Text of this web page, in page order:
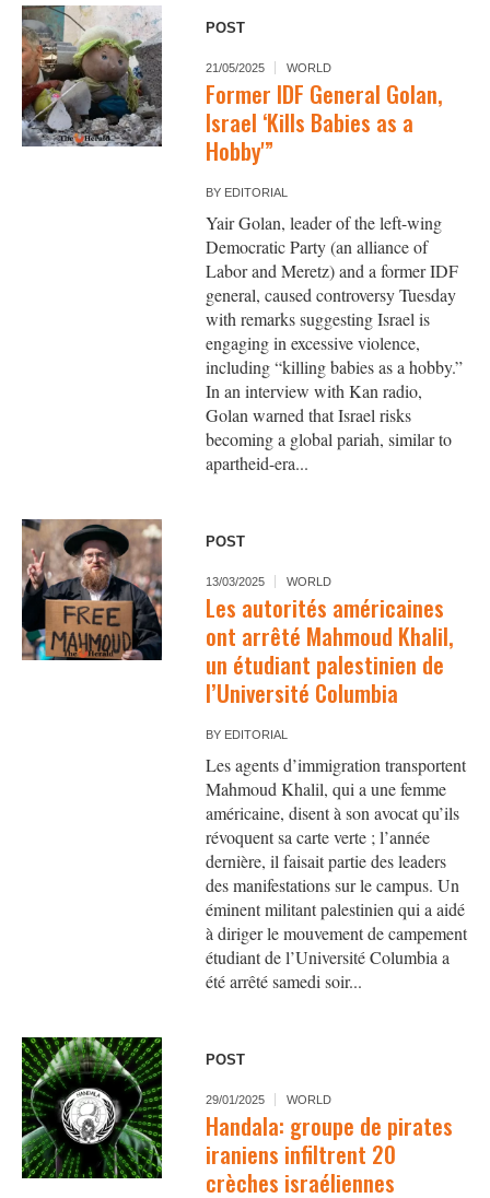
POST
21/05/2025 WORLD
Former IDF General Golan,
Israel ‘Kills Babies as a
Hobby'”
BY EDITORIAL
Yair Golan, leader of the left-wing
Democratic Party (an alliance of
Labor and Meretz) and a former IDF
general, caused controversy Tuesday
with remarks suggesting Israel is
engaging in excessive violence,
including “killing babies as a hobby.”
In an interview with Kan radio,
Golan warned that Israel risks
becoming a global pariah, similar to
apartheid-era...
POST
13/03/2025 WORLD
Les autorités américaines
ont arrêté Mahmoud Khalil,
un étudiant palestinien de
l’Université Columbia
BY EDITORIAL
Les agents d’immigration transportent
Mahmoud Khalil, qui a une femme
américaine, disent à son avocat qu’ils
révoquent sa carte verte ; l’année
dernière, il faisait partie des leaders
des manifestations sur le campus. Un
éminent militant palestinien qui a aidé
à diriger le mouvement de campement
étudiant de l’Université Columbia a
été arrêté samedi soir...
POST
29/01/2025 WORLD
Handala: groupe de pirates
iraniens infiltrent 20
crèches israéliennes